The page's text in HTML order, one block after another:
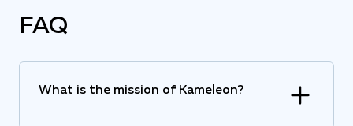
FAQ
What is the mission of Kameleon?